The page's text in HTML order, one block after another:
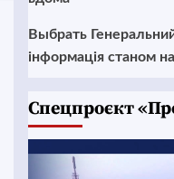
Выбрать
інформація станом
Cпецпроєкт